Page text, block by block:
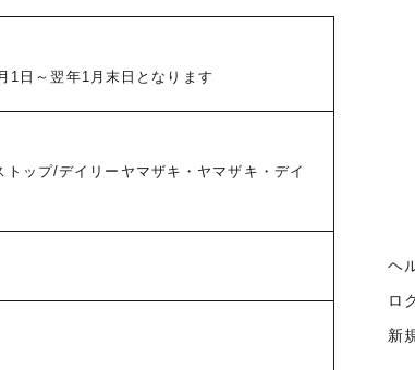
1日～翌年1月末日となります
ップ/デイリーヤマザキ・ヤマザキ・デイ
ヘ
ロ
新